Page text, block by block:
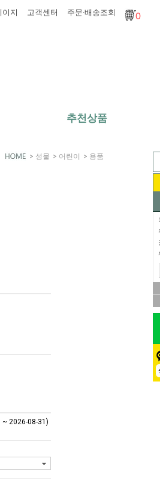
이지 고객센터 주문·배송조회 0
추천상품
> 성물 > 어린이 > 용품
~ 2026-08-31)